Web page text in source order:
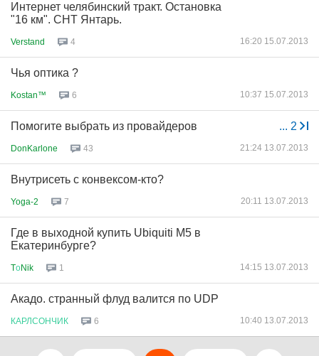
Интернет челябинский тракт. Остановка
"16 км". СНТ Янтарь.
Verstand 4 16:20 15.07.2013
Чья оптика ?
Kostan™ 6 10:37 15.07.2013
... 2
Помогите выбрать из провайдеров
DonKarlone 43 21:24 13.07.2013
Внутрисеть с конвексом-кто?
Yoga-2 7 20:11 13.07.2013
Где в выходной купить Ubiquiti M5 в
Екатеринбурге?
TоNik 1 14:15 13.07.2013
Акадо. странный флуд валится по UDP
КАРЛСОНЧИК 6 10:40 13.07.2013